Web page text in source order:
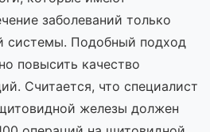
заболеваний только
системы. Подобный подход
повысить качество
Считается, что специалист
железы должен